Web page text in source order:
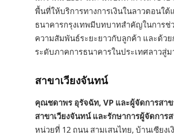
พื้นที่ให้บริการทางการเงินในลาวตอนใ
ธนาคารกรุงเทพมีบทบาทสำคัญในการ
ความสัมพันธ์ระยะยาวกับลูกค้า และด้ว
ระดับภาคการธนาคารในประเทศลาวสู่
สาขาเวียงจันทน์
คุณชดาพร อุรัจฉัท, VP และผู้จัดการสา
สาขาเวียงจันทน์ และรักษาการผู้จัดการ
หน่วยที่ 12 ถนน สามเสนไทย, บ้านเซียง